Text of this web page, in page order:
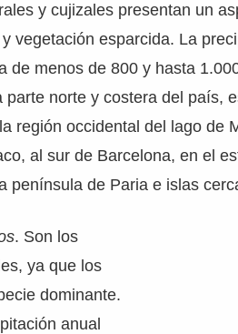
y cujizales presentan un
vegetación esparcida. La
de menos de 800 y hasta
parte norte y costera del país,
región occidental del lago de
al sur de Barcelona, en el
península de Paria e islas
. Son los
ya que los
dominante.
anual